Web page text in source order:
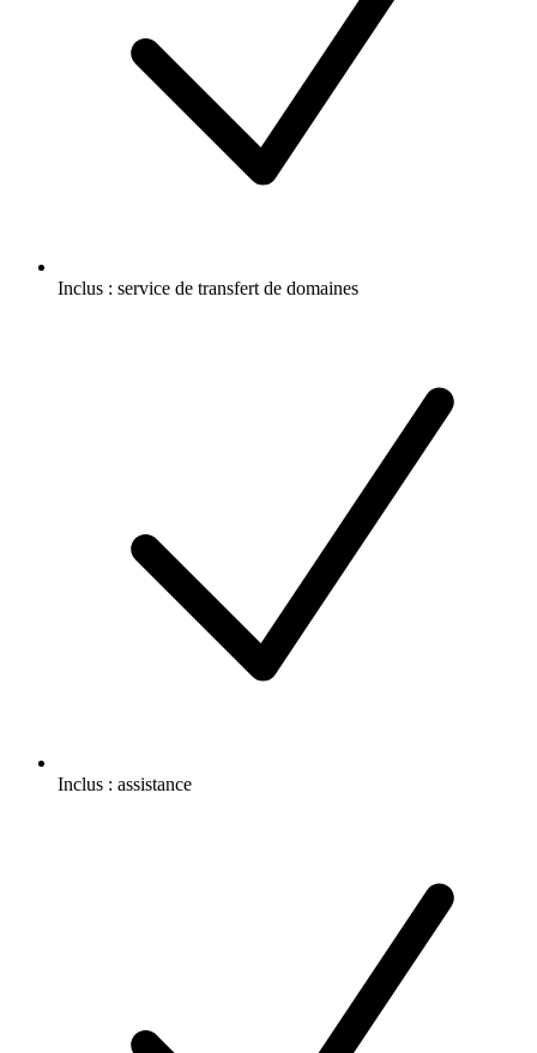
Inclus : service de transfert de domaines
Inclus : assistance